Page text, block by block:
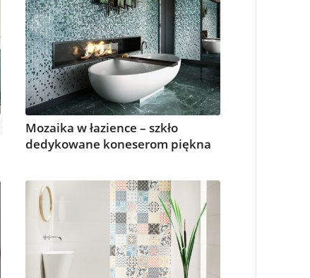
Mozaika w łazience – szkło
dedykowane koneserom piękna